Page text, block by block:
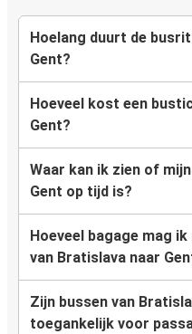
Hoelang duurt de
Gent?
Hoeveel kost een
Gent?
Waar kan ik zien of
Gent op tijd is?
Hoeveel bagage mag
van Bratislava naar
Zijn bussen van
toegankelijk voor